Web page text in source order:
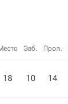
Заб. Проп.
18 10 14